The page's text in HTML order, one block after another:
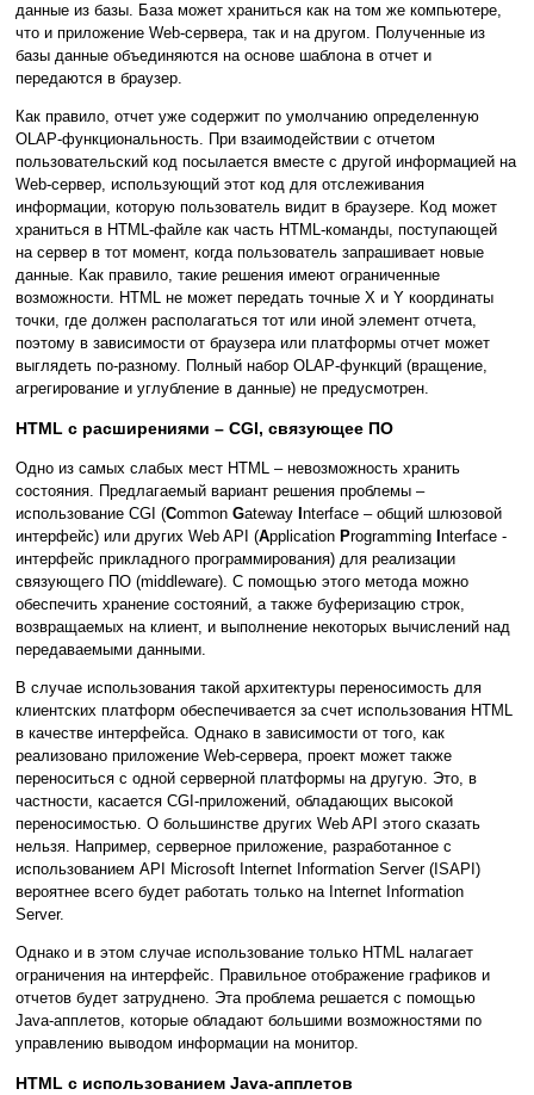
данные из базы. База может храниться как на том же компьютере,
что и приложение Web-сервера, так и на другом. Полученные из
базы данные объединяются на основе шаблона в отчет и
передаются в браузер.
Как правило, отчет уже содержит по умолчанию определенную
OLAP-функциональность. При взаимодействии с отчетом
пользовательский код посылается вместе с другой информацией на
Web-сервер, использующий этот код для отслеживания
информации, которую пользователь видит в браузере. Код может
храниться в HTML-файле как часть HTML-команды, поступающей
на сервер в тот момент, когда пользователь запрашивает новые
данные. Как правило, такие решения имеют ограниченные
возможности. HTML не может передать точные X и Y координаты
точки, где должен располагаться тот или иной элемент отчета,
поэтому в зависимости от браузера или платформы отчет может
выглядеть по-разному. Полный набор OLAP-функций (вращение,
агрегирование и углубление в данные) не предусмотрен.
HTML с расширениями – CGI, связующее ПО
Одно из самых слабых мест HTML – невозможность хранить
состояния. Предлагаемый вариант решения проблемы –
использование CGI (Common Gateway nterface – общий шлюзовой
интерфейс) или других Web API (Application Programming nterface -
интерфейс прикладного программирования) для реализации
связующего ПО (middleware). С помощью этого метода можно
обеспечить хранение состояний, а также буферизацию строк,
возвращаемых на клиент, и выполнение некоторых вычислений над
передаваемыми данными.
В случае использования такой архитектуры переносимость для
клиентских платформ обеспечивается за счет использования HTML
в качестве интерфейса. Однако в зависимости от того, как
реализовано приложение Web-сервера, проект может также
переноситься с одной серверной платформы на другую. Это, в
частности, касается CGI-приложений, обладающих высокой
переносимостью. О большинстве других Web API этого сказать
нельзя. Например, серверное приложение, разработанное с
использованием API Microsoft Internet Information Server (ISAPI)
вероятнее всего будет работать только на Internet Information
Server.
Однако и в этом случае использование только HTML налагает
ограничения на интерфейс. Правильное отображение графиков и
отчетов будет затруднено. Эта проблема решается с помощью
Java-апплетов, которые обладают большими возможностями по
управлению выводом информации на монитор.
HTML с использованием Java-апплетов